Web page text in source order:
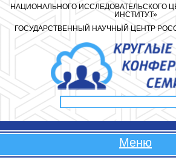
НАЦИОНАЛЬНОГО ИССЛЕДОВАТЕЛЬСКОГО
ИНСТИТУТ»
ГОСУДАРСТВЕННЫЙ НАУЧНЫЙ ЦЕНТР
Форма поиска
Меню